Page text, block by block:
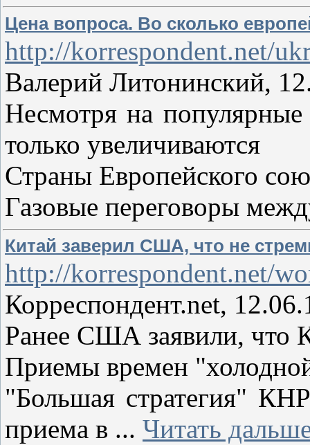
Цена вопроса. Во сколько
http://korrespondent.net/
Валерий Литонинский,
Несмотря на популярные
только увеличиваются
Страны Европейского
Газовые переговоры
Китай заверил США, что не
http://korrespondent.net/
Корреспондент.net,
Ранее США заявили, что
Приемы времен
"Большая стратегия"
приема в ... Читать